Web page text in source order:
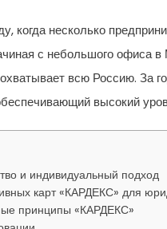
когда несколько
с небольшого офиса
всю Россию. За
высокий
и индивидуальный подход
карт «КАРДЕКС» для
принципы «КАРДЕКС»